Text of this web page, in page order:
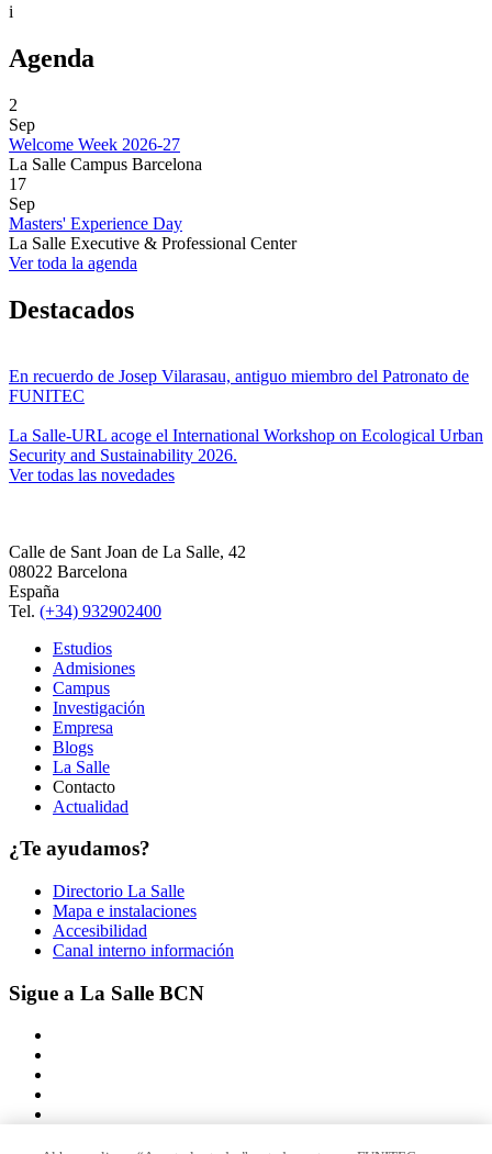
i
Agenda
2
Sep
Welcome Week 2026-27
La Salle Campus Barcelona
17
Sep
Masters' Experience Day
La Salle Executive & Professional Center
Ver toda la agenda
Destacados
En recuerdo de Josep Vilarasau, antiguo miembro del Patronato de
FUNITEC
La Salle-URL acoge el International Workshop on Ecological Urban
Security and Sustainability 2026.
Ver todas las novedades
Calle de Sant Joan de La Salle, 42
08022 Barcelona
España
Tel. (+34) 932902400
Estudios
Admisiones
Campus
Investigación
Empresa
Blogs
La Salle
Contacto
Actualidad
¿Te ayudamos?
Directorio La Salle
Mapa e instalaciones
Accesibilidad
Canal interno información
Sigue a La Salle BCN